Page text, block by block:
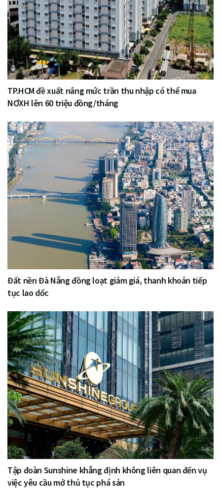
TP.HCM đề xuất nâng mức trần thu nhập có thể mua
NƠXH lên 60 triệu đồng/tháng
Đất nền Đà Nẵng đồng loạt giảm giá, thanh khoản tiếp
tục lao dốc
Tập đoàn Sunshine khẳng định không liên quan đến vụ
việc yêu cầu mở thủ tục phá sản